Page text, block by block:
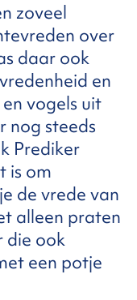
zoveel
over
daar ook
en
vogels uit
nog steeds
Prediker
is om
de vrede van
alleen praten
die ook
een potje